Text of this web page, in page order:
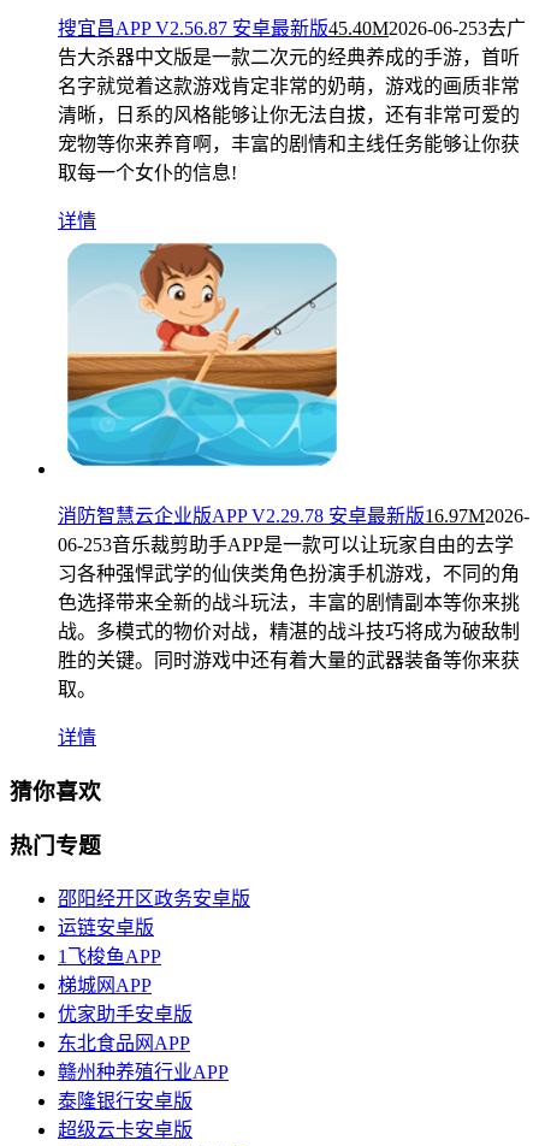
搜宜昌APP V2.56.87 安卓最新版45.40M2026-06-253去广
告大杀器中文版是一款二次元的经典养成的手游，首听
名字就觉着这款游戏肯定非常的奶萌，游戏的画质非常
清晰，日系的风格能够让你无法自拔，还有非常可爱的
宠物等你来养育啊，丰富的剧情和主线任务能够让你获
取每一个女仆的信息!
详情
消防智慧云企业版APP V2.29.78 安卓最新版16.97M2026-
06-253音乐裁剪助手APP是一款可以让玩家自由的去学
习各种强悍武学的仙侠类角色扮演手机游戏，不同的角
色选择带来全新的战斗玩法，丰富的剧情副本等你来挑
战。多模式的物价对战，精湛的战斗技巧将成为破敌制
胜的关键。同时游戏中还有着大量的武器装备等你来获
取。
详情
猜你喜欢
热门专题
邵阳经开区政务安卓版
运链安卓版
1飞梭鱼APP
梯城网APP
优家助手安卓版
东北食品网APP
赣州种养殖行业APP
泰隆银行安卓版
超级云卡安卓版